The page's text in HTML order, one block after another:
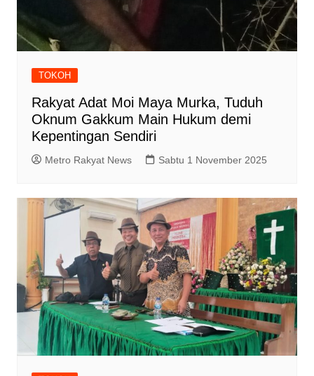
TOKOH
Rakyat Adat Moi Maya Murka, Tuduh
Oknum Gakkum Main Hukum demi
Kepentingan Sendiri
Metro Rakyat News Sabtu 1 November 2025